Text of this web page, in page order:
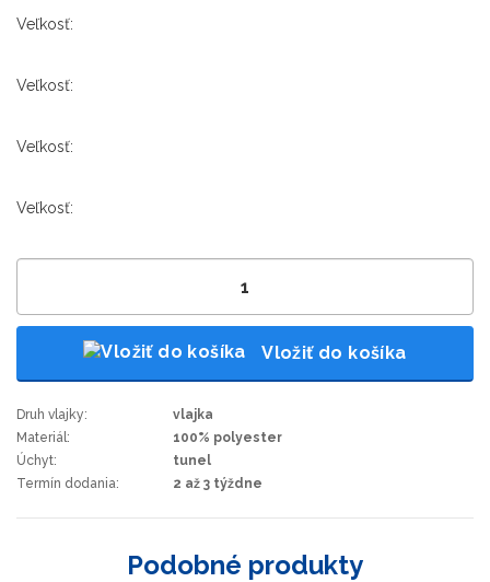
Veľkosť:
Veľkosť:
Veľkosť:
Veľkosť:
Vložiť do košíka
Druh vlajky:
vlajka
Materiál:
100% polyester
Úchyt:
tunel
Termín dodania:
2 až 3 týždne
Podobné produkty